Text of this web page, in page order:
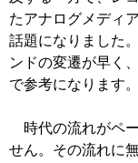
たアナログメディ
話題になりました
ンドの変遷が早く
で参考になります。
時代の流れがペ
せん。その流れに